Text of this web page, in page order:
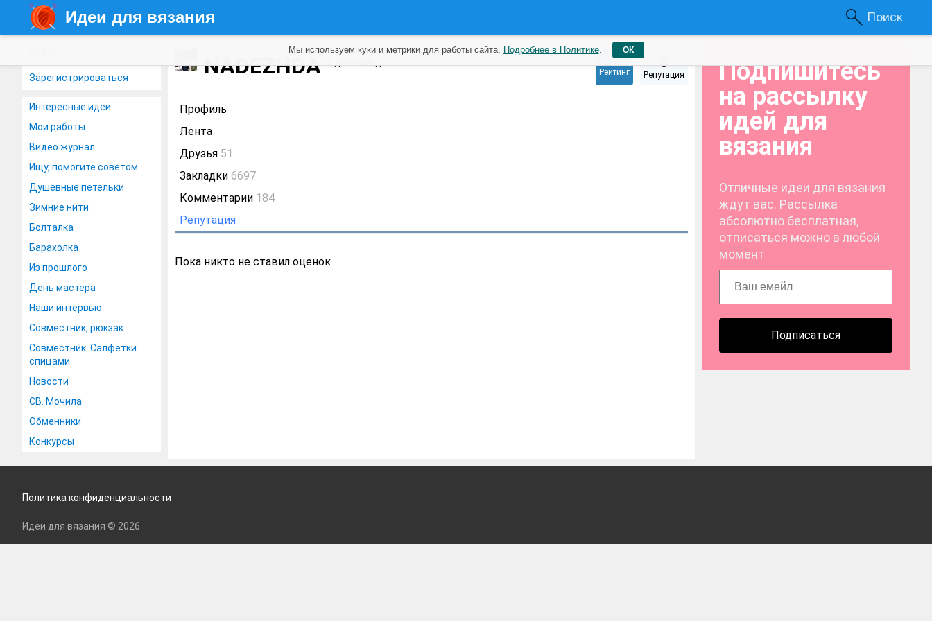
Идеи для вязания Поиск
Зарегистрироваться
Интересные идеи
Мои работы
Видео журнал
Ищу, помогите советом
Душевные петельки
Зимние нити
Болталка
Барахолка
Из прошлого
День мастера
Наши интервью
Совместник, рюкзак
Совместник. Салфетки
спицами
Новости
СВ. Мочила
Обменники
Конкурсы
NADEZHDA 57
Рейтинг
0
Репутация
Профиль
Лента
Друзья 51
Закладки 6697
Комментарии 184
Репутация
Пока никто не ставил оценок
Подпишитесь
на рассылку
идей для
вязания
Отличные идеи для вязания
ждут вас. Рассылка
абсолютно бесплатная,
отписаться можно в любой
момент
Подписаться
Мы используем куки и метрики для работы сайта. Подробнее в Политике. ОК
Политика конфиденциальности
Идеи для вязания © 2026